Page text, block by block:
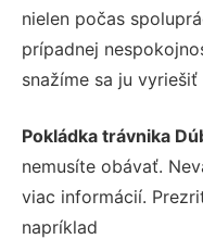
nielen počas
prípadnej
snažíme sa ju
Pokládka trávnika
nemusíte obávať.
viac informácií.
napríklad